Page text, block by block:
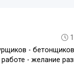
-
- желание